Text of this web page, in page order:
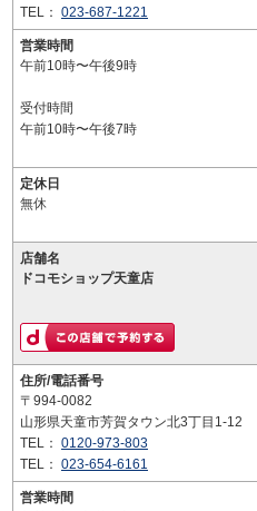
TEL： 023-687-1221
営業時間
午前10時〜午後9時
受付時間
午前10時〜午後7時
定休日
無休
店舗名
ドコモショップ天童店
住所/電話番号
〒994-0082
山形県天童市芳賀タウン北3丁目1-12
TEL： 0120-973-803
TEL： 023-654-6161
営業時間